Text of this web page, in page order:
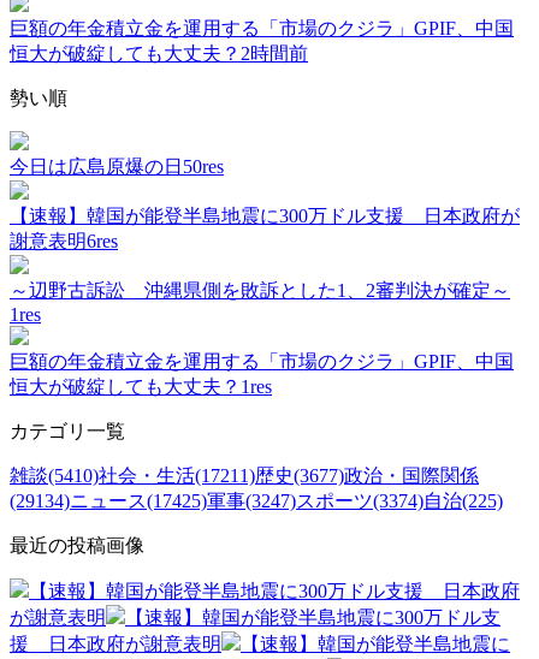
巨額の年金積立金を運用する「市場のクジラ」GPIF、中国
恒大が破綻しても大丈夫？ 2時間前
勢い順
今日は広島原爆の日 50res
【速報】韓国が能登半島地震に300万ドル支援 日本政府が
謝意表明6res
～辺野古訴訟 沖縄県側を敗訴とした1、2審判決が確定～
1res
巨額の年金積立金を運用する「市場のクジラ」GPIF、中国
恒大が破綻しても大丈夫？ 1res
カテゴリ一覧
雑談(5410)社会・生活(17211)歴史(3677)政治・国際関係
(29134)ニュース(17425)軍事(3247)スポーツ(3374)自治(225)
最近の投稿画像
【速報】韓国が能登半島地震に300万ドル支援 日本政府
が謝意表明
【速報】韓国が能登半島地震に300万ドル支
援 日本政府が謝意表明
【速報】韓国が能登半島地震に